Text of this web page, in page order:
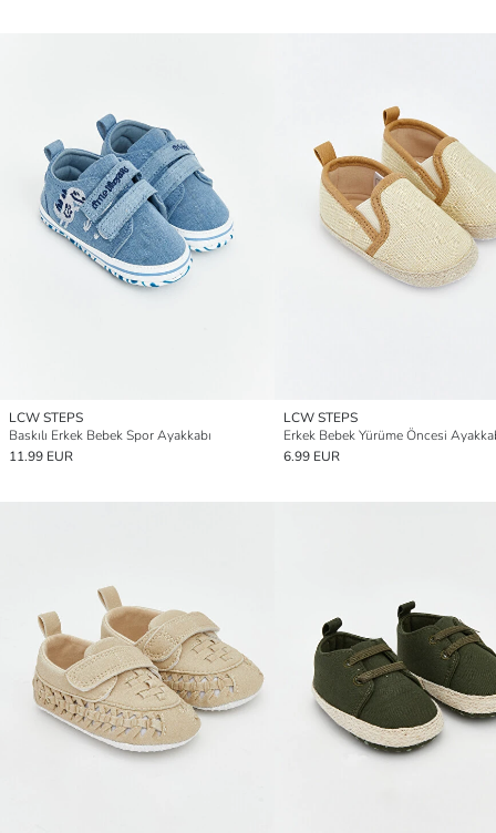
LCW STEPS
Baskılı Erkek Bebek Spor Ayakkabı
11.99 EUR
LCW STEPS
Erkek Bebek Yürüme Öncesi
6.99 EUR